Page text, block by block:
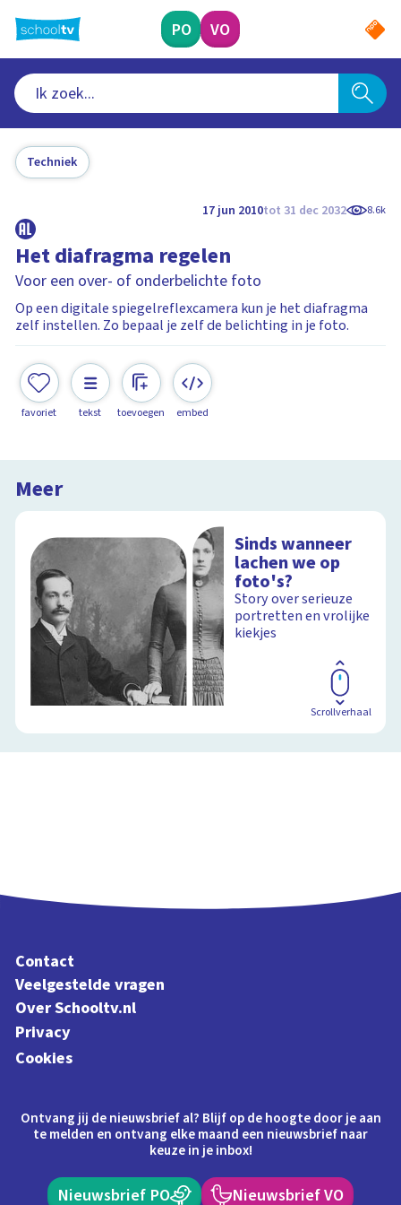
naar
hoofdinhoud
PO VO
Techniek
17 jun 2010tot 31 dec 2032 8.6k
Het diafragma regelen
Voor een over- of onderbelichte foto
Op een digitale spiegelreflexcamera kun je het diafragma
zelf instellen. Zo bepaal je zelf de belichting in je foto.
favoriet tekst toevoegen embed
Meer
Sinds wanneer
lachen we op
foto's?
Story over serieuze
portretten en vrolijke
kiekjes
Scrollverhaal
Contact
Veelgestelde vragen
Over Schooltv.nl
Privacy
Cookies
Ontvang jij de nieuwsbrief al? Blijf op de hoogte door je aan
te melden en ontvang elke maand een nieuwsbrief naar
keuze in je inbox!
Nieuwsbrief PO Nieuwsbrief VO